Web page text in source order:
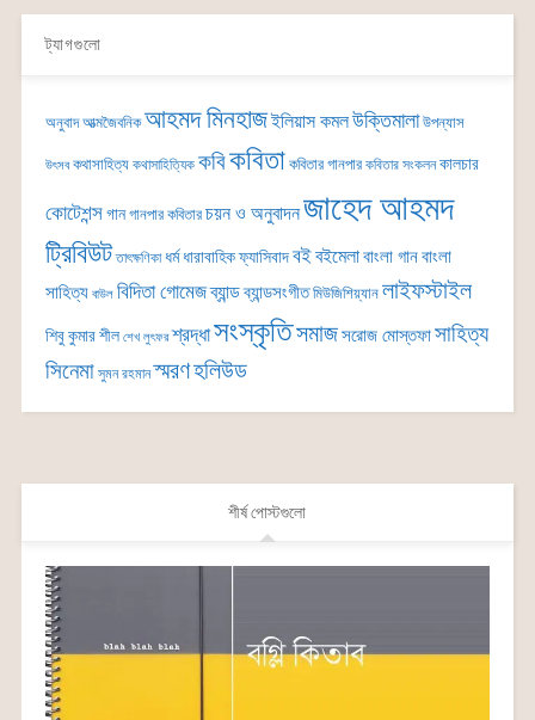
ট্যাগগুলো
অনুবাদ আত্মজৈবনিক আহমদ মিনহাজইলিয়াস কমলউক্তিমালা উপন্যাস
উৎসব কথাসাহিত্য কথাসাহিত্যিক কবিকবিতা কবিতার গানপার কবিতার সংকলন কালচার
কোটেশন্সগান গানপার কবিতার চয়ন ও অনুবাদনজাহেদ আহমদ
ট্রিবিউট তাৎক্ষণিকা ধর্ম ধারাবাহিকফ্যাসিবাদবইবইমেলাবাংলা গানবাংলা
সাহিত্য বাউল বিদিতা গোমেজব্যান্ডব্যান্ডসংগীত মিউজিশিয়্যান লাইফস্টাইল
শিবু কুমার শীল শেখ লুৎফর শ্রদ্ধাসংস্কৃতিসমাজসরোজ মোস্তফাসাহিত্য
সিনেমা সুমন রহমান স্মরণহলিউড
শীর্ষ পোস্টগুলো